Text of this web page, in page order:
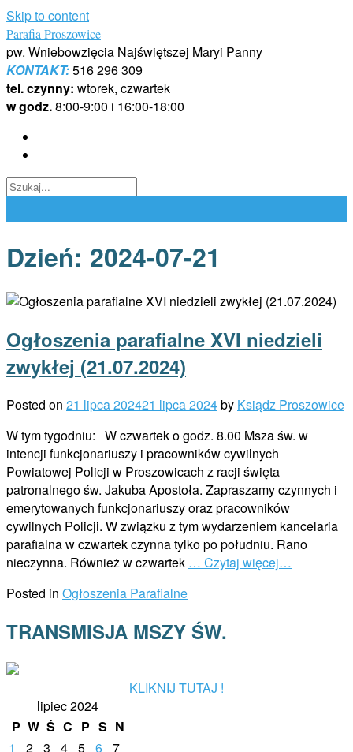
Skip to content
Parafia Proszowice
pw. Wniebowzięcia Najświętszej Maryi Panny
KONTAKT:516 296 309
tel. czynny: wtorek, czwartek
w godz.8:00-9:00 i 16:00-18:00
Dzień: 2024-07-21
Ogłoszenia parafialne XVI niedzieli
zwykłej (21.07.2024)
Posted on 21 lipca 202421 lipca 2024by Ksiądz Proszowice
W tym tygodniu: W czwartek o godz. 8.00 Msza św. w
intencji funkcjonariuszy i pracowników cywilnych
Powiatowej Policji w Proszowicach z racji święta
patronalnego św. Jakuba Apostoła. Zapraszamy czynnych i
emerytowanych funkcjonariuszy oraz pracowników
cywilnych Policji. W związku z tym wydarzeniem kancelaria
parafialna w czwartek czynna tylko po południu. Rano
nieczynna. Również w czwartek … Czytaj więcej…
Posted in Ogłoszenia Parafialne
TRANSMISJA MSZY ŚW.
KLIKNIJ TUTAJ !
lipiec 2024
P W Ś C P S N
1
2 3 4 5 6 7